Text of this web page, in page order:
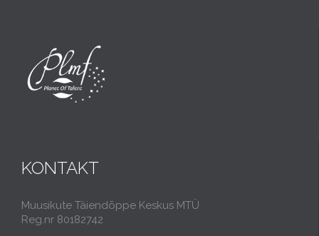
KONTAKT
Muusikute Täiendõppe Keskus MTÜ
Reg.nr 80182742